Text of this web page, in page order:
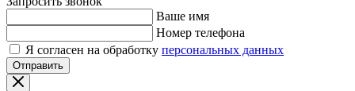
Ваше имя
Номер телефона
Я согласен на обработку персональных данных
Отправить